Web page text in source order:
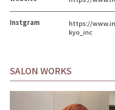
Instgram
https://
kyo_inc
SALON WORKS